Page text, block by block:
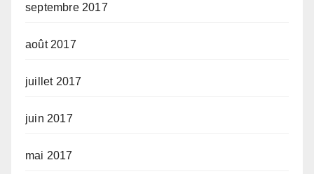
septembre 2017
août 2017
juillet 2017
juin 2017
mai 2017